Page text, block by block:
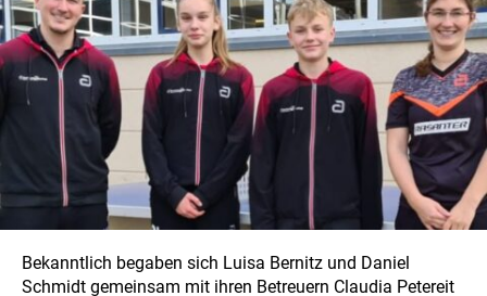
Bekanntlich begaben sich Luisa Bernitz und Daniel
Schmidt gemeinsam mit ihren Betreuern Claudia Petereit